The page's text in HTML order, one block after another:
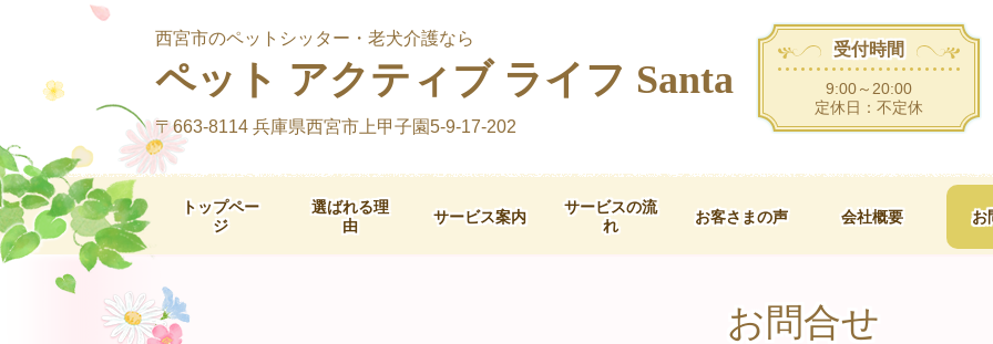
西宮市のペットシッター・老犬介護なら
ペット アクティブ ライフ Santa
〒663-8114 兵庫県西宮市上甲子園5-9-17-202
受付時間
9:00～20:00
定休日：不定休
トップペー
ジ
選ばれる理
由
サービス案内
サービスの流
れ
お客さまの声 会社概要 お
お問合せ